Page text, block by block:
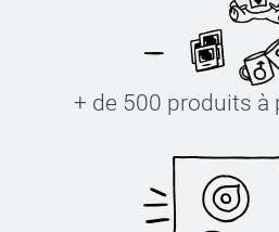
+ de 500 produits à